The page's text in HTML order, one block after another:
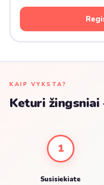
KAIP VYKSTA?
Keturi
1
Susisiekiate